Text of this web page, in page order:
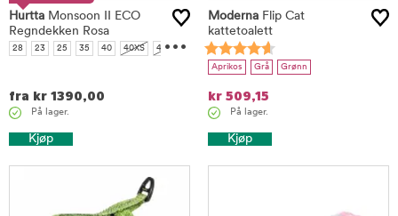
Hurtta Monsoon II ECO
Regndekken Rosa
28 23 25 35 40 40XS
45XS
...
fra kr 1390,00
På lager.
Kjøp
Moderna Flip Cat
kattetoalett
Aprikos Grå Grønn
kr 509,15
På lager.
Kjøp